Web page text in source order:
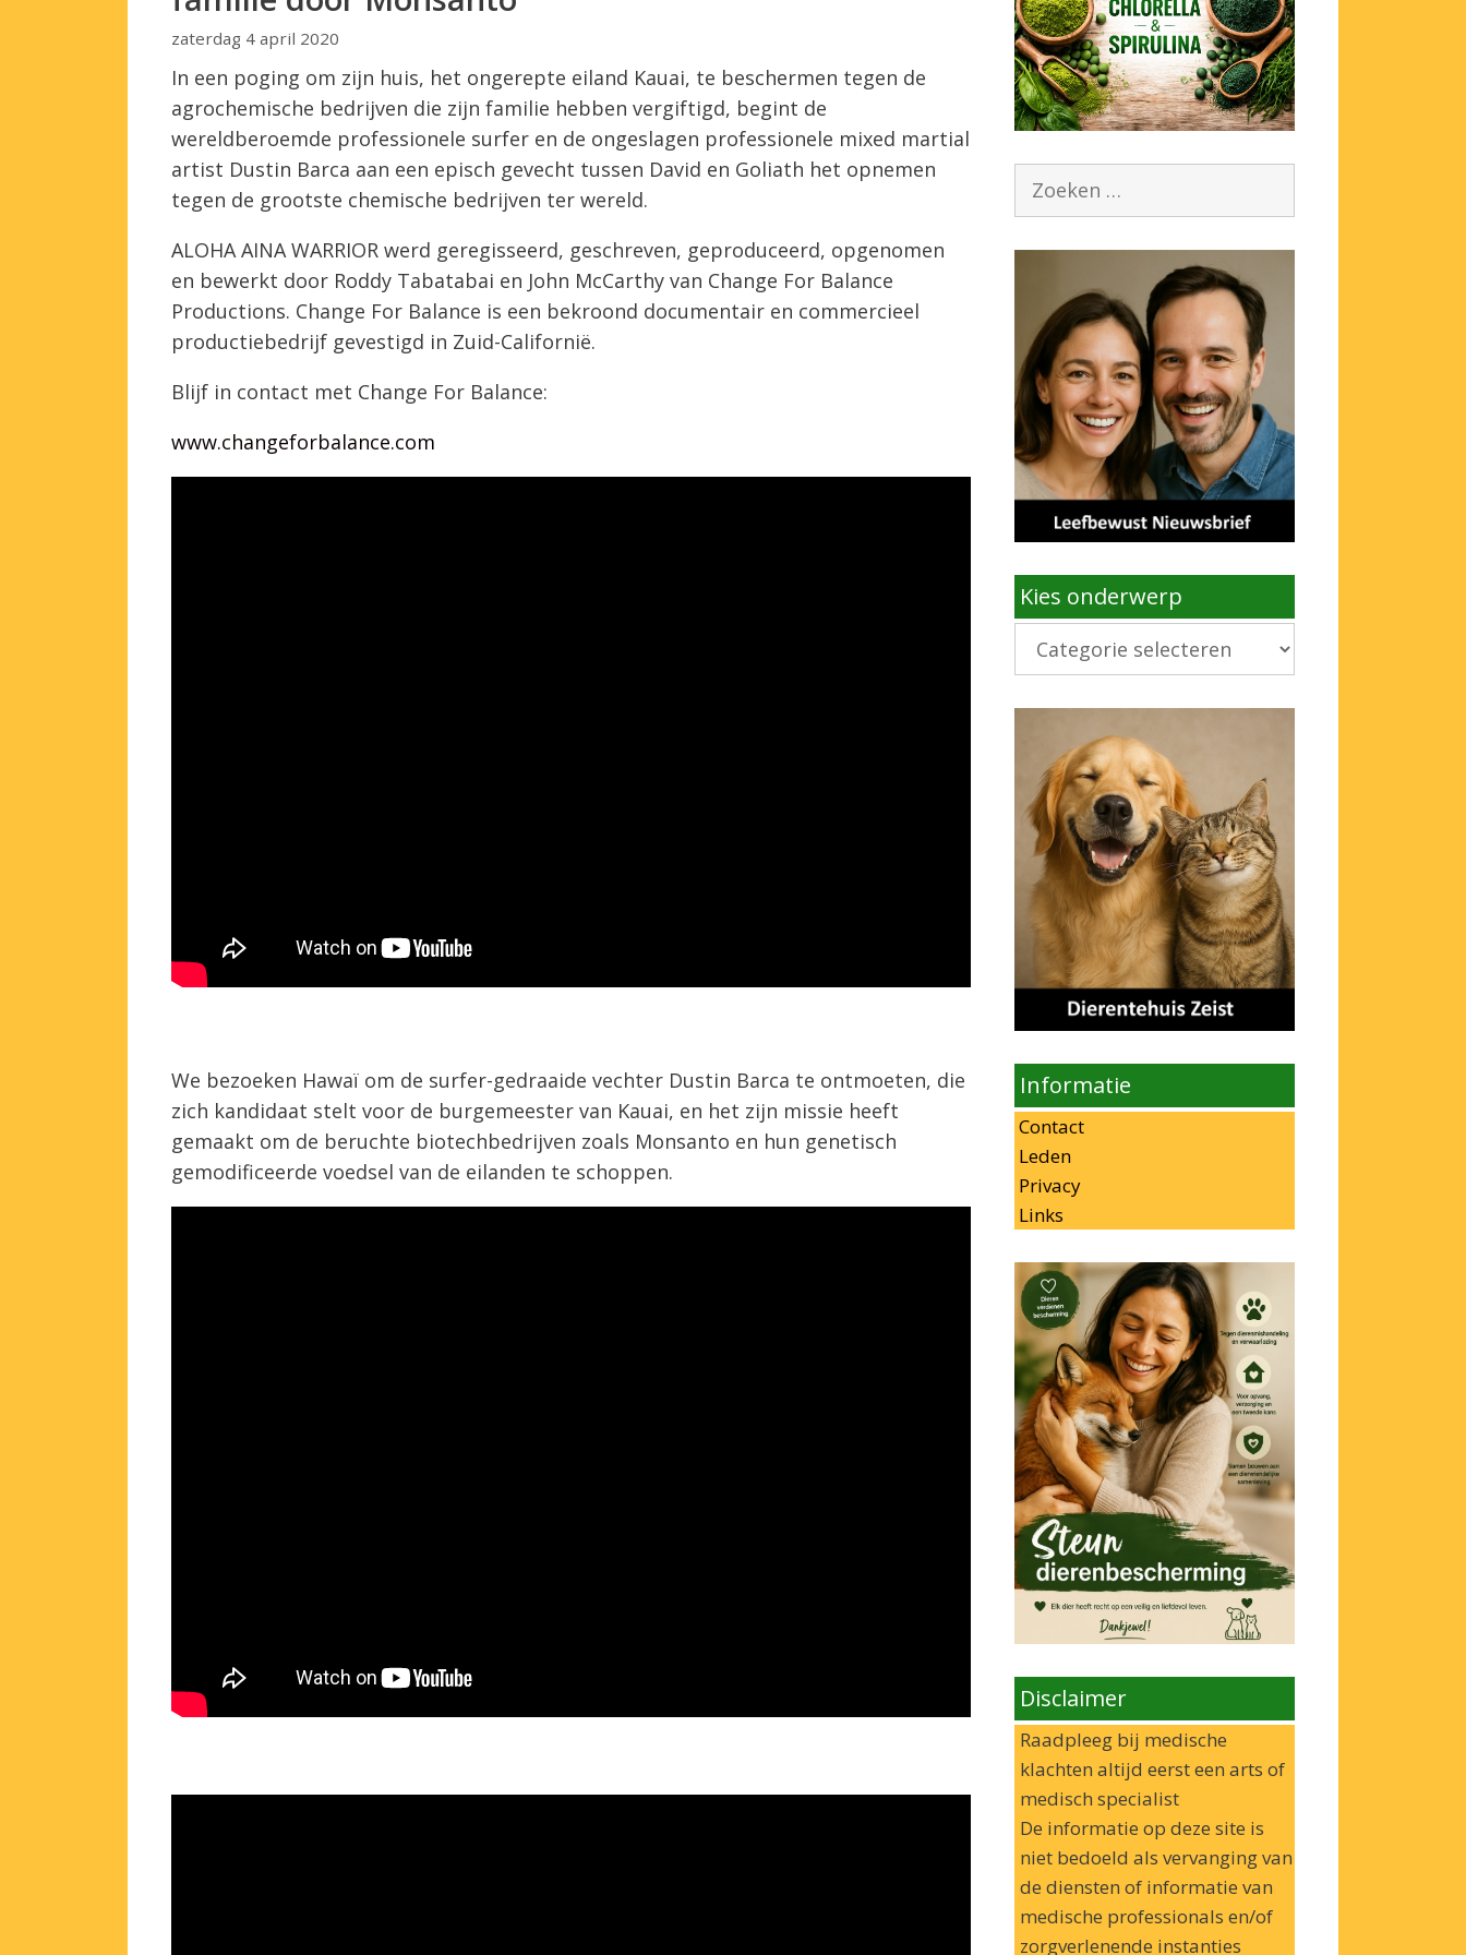
zaterdag 4 april 2020
In een poging om zijn huis, het ongerepte eiland Kauai, te beschermen tegen de
agrochemische bedrijven die zijn familie hebben vergiftigd, begint de
wereldberoemde professionele surfer en de ongeslagen professionele mixed martial
artist Dustin Barca aan een episch gevecht tussen David en Goliath het opnemen
tegen de grootste chemische bedrijven ter wereld.
ALOHA AINA WARRIOR werd geregisseerd, geschreven, geproduceerd, opgenomen
en bewerkt door Roddy Tabatabai en John McCarthy van Change For Balance
Productions. Change For Balance is een bekroond documentair en commercieel
productiebedrijf gevestigd in Zuid-Californië.
Blijf in contact met Change For Balance:
www.changeforbalance.com
We bezoeken Hawaï om de surfer-gedraaide vechter Dustin Barca te ontmoeten, die
zich kandidaat stelt voor de burgemeester van Kauai, en het zijn missie heeft
gemaakt om de beruchte biotechbedrijven zoals Monsanto en hun genetisch
gemodificeerde voedsel van de eilanden te schoppen.
Zoek
Kies onderwerp
Kies
onderwerp
Informatie
Contact
Leden
Privacy
Links
Disclaimer
Raadpleeg bij medische
klachten altijd eerst een arts of
medisch specialist
De informatie op deze site is
niet bedoeld als vervanging van
de diensten of informatie van
medische professionals en/of
zorgverlenende instanties